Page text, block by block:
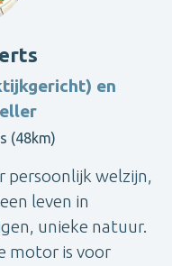
en
(48km)
welzijn,
leven in
unieke natuur.
motor is voor